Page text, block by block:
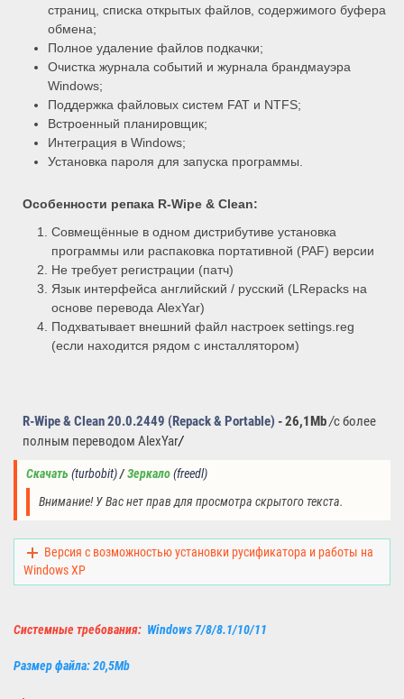
страниц, списка открытых файлов, содержимого буфера
обмена;
Полное удаление файлов подкачки;
Очистка журнала событий и журнала брандмауэра
Windows;
Поддержка файловых систем FAT и NTFS;
Встроенный планировщик;
Интеграция в Windows;
Установка пароля для запуска программы.
Особенности репака R-Wipe & Clean:
Совмещённые в одном дистрибутиве установка
программы или распаковка портативной (PAF) версии
Не требует регистрации (патч)
Язык интерфейса английский / русский (LRepacks на
основе перевода AlexYar)
Подхватывает внешний файл настроек settings.reg
(если находится рядом с инсталлятором)
R-Wipe & Clean 20.0.2449 (Repack & Portable) - 26,1Mb/с более
полным переводом AlexYar/
Скачать (turbobit)/ Зеркало(freedl)
Внимание! У Вас нет прав для просмотра скрытого текста.
Версия с возможностью установки русификатора и работы на
Windows XP
Системные требования: Windows 7/8/8.1/10/11
Размер файла: 20,5Mb